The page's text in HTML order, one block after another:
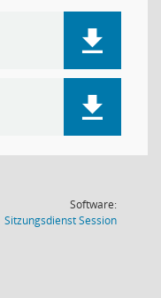
Software:
SitzungsdienstSession(Wird in